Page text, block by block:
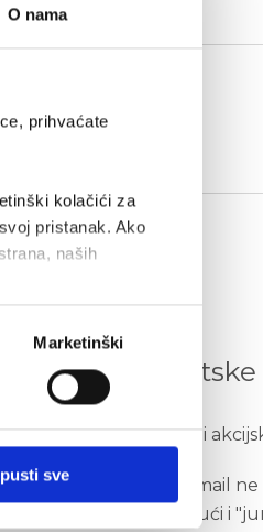
O nama
prihvaćate
kolačići za
pristanak. Ako
naših
Marketinški
sve
Auto Hrvatske
odabrane novosti i
Ukoliko se e-mail
sandučiće uključujući i